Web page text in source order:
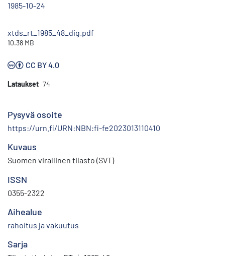
1985-10-24
xtds_rt_1985_48_dig.pdf
10.38 MB
CC BY 4.0
Lataukset 74
Pysyvä osoite
https://urn.fi/URN:NBN:fi-fe2023013110410
Kuvaus
Suomen virallinen tilasto (SVT)
ISSN
0355-2322
Aihealue
rahoitus ja vakuutus
Sarja